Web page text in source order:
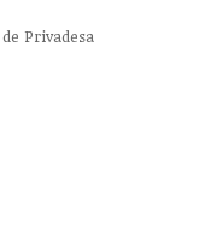
Privadesa